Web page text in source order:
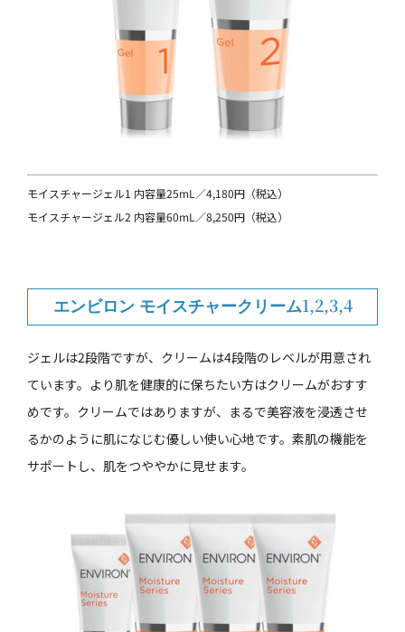
モイスチャージェル1 内容量25mL／4,180円（税込）
モイスチャージェル2 内容量60mL／8,250円（税込）
エンビロン モイスチャークリーム1,2,3,4
ジェルは2段階ですが、クリームは4段階のレベルが用意され
ています。より肌を健康的に保ちたい方はクリームがおすす
めです。クリームではありますが、まるで美容液を浸透させ
るかのように肌になじむ優しい使い心地です。素肌の機能を
サポートし、肌をつややかに見せます。